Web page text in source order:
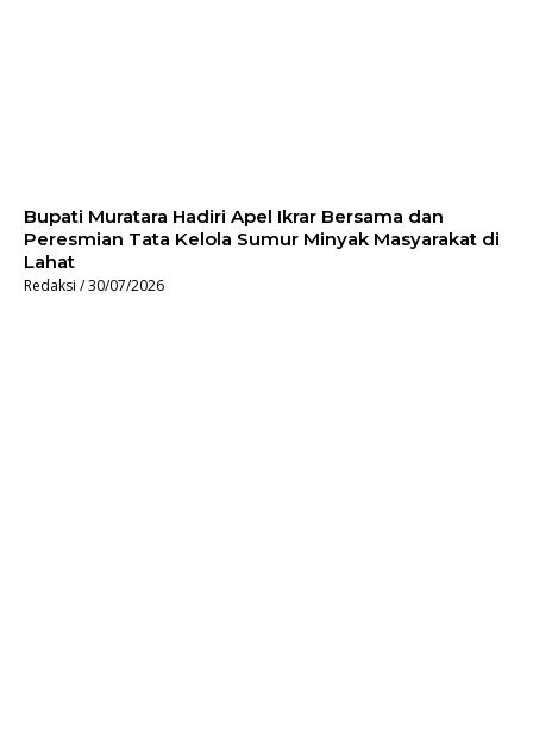
Bupati Muratara Hadiri Apel Ikrar Bersama dan
Peresmian Tata Kelola Sumur Minyak Masyarakat di
Lahat
Redaksi 30/07/2026